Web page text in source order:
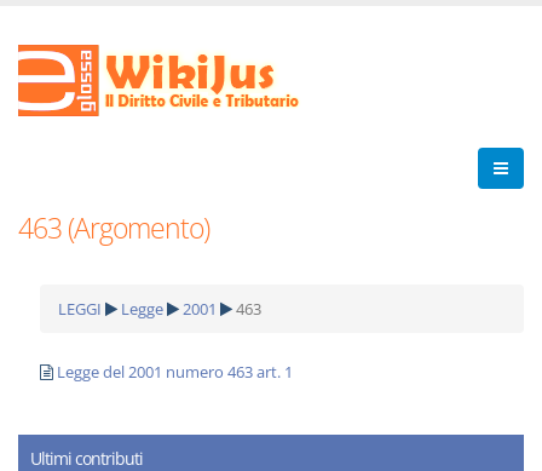
463 (Argomento)
LEGGI Legge 2001 463
Legge del 2001 numero 463 art. 1
Ultimi contributi